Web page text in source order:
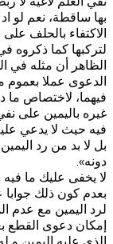
بها ساقطة، نعم لو
الاكتفاء بالحلف
لتركبها كما ذكروه
الظاهر أن مثله في
الدعوى عملا بعموم
فيهما، لاختصاص ما
غيره باليمين على
فيه حيث لا يدعي
بل لا بد من رد
دونه».
لا يخفى عليك ما فيه
بعدم كون ذلك جوابا
لرد اليمين مع عدم
إمكان دعوى القطع
الذي عليه اليمين